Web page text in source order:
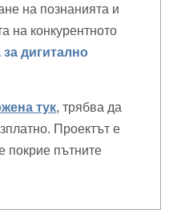
на познанията и
на конкурентното
дигитално
тук, трябва да
Проектът е
покрие пътните